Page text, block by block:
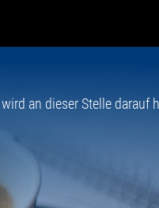
an dieser Stelle darauf